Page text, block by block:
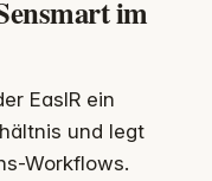
im
EasIR ein
und legt
Workflows.